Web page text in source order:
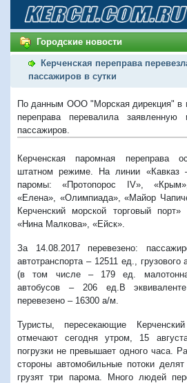
Городские новости
Керченская переправа
пассажиров в сутки
По данным ООО "Морская дирекция" в
переправа перевалила
пассажиров.
Керченская паромная переправа
штатном режиме. На линии «Кавказ
паромы: «Протопорос IV»,
«Елена», «Олимпиада», «Майор
Керченский морской торговый
«Нина Малкова», «Ейск».
За 14.08.2017 перевезено:
автотранспорта – 12511 ед., грузового
(в том числе – 179 ед.
автобусов – 206 ед.В эквиваленте
перевезено – 16300 а/м.
Туристы, пересекающие
отмечают сегодня утром, 15
погрузки не превышает одного часа.
стороны автомобильные потоки
грузят три парома. Много людей